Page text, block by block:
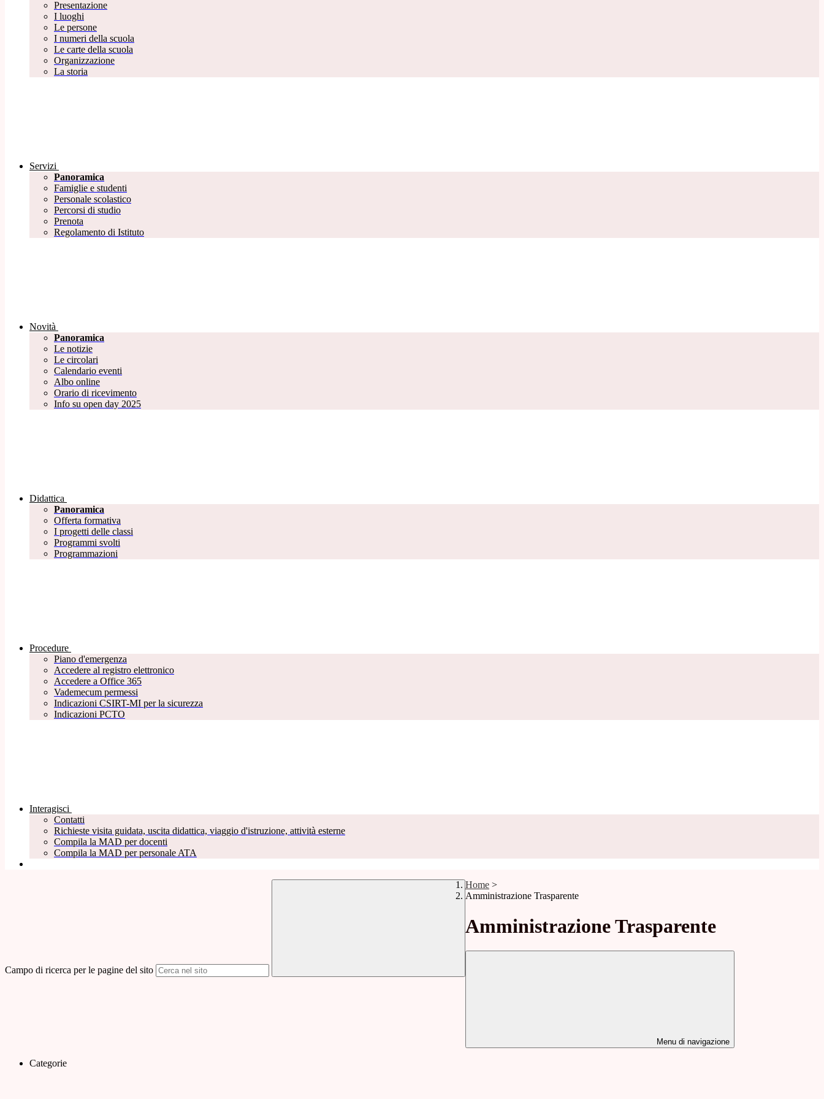
Presentazione
I luoghi
Le persone
I numeri della scuola
Le carte della scuola
Organizzazione
La storia
Servizi
Panoramica
Famiglie e studenti
Personale scolastico
Percorsi di studio
Prenota
Regolamento di Istituto
Novità
Panoramica
Le notizie
Le circolari
Calendario eventi
Albo online
Orario di ricevimento
Info su open day 2025
Didattica
Panoramica
Offerta formativa
I progetti delle classi
Programmi svolti
Programmazioni
Procedure
Piano d'emergenza
Accedere al registro elettronico
Accedere a Office 365
Vademecum permessi
Indicazioni CSIRT-MI per la sicurezza
Indicazioni PCTO
Interagisci
Contatti
Richieste visita guidata, uscita didattica, viaggio d'istruzione, attività esterne
Compila la MAD per docenti
Compila la MAD per personale ATA
Campo di ricerca per le pagine del sito
Home >
Amministrazione Trasparente
Amministrazione Trasparente
Menu di navigazione
Categorie